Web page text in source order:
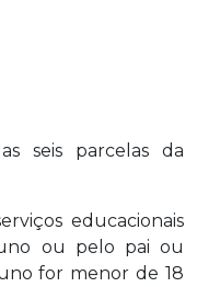
seis parcelas da
educacionais
ou pelo pai ou
for menor de 18